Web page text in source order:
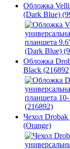
Обложка
(Dark Blue)
Обложка
Black
Чехол
(Orange)